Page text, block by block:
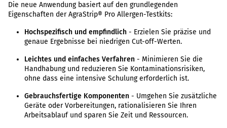
Die neue Anwendung basiert auf den grundlegenden
Eigenschaften der AgraStrip® Pro Allergen-Testkits:
Hochspezifisch und empfindlich - Erzielen Sie präzise und
genaue Ergebnisse bei niedrigen Cut-off-Werten.
Leichtes und einfaches Verfahren - Minimieren Sie die
Handhabung und reduzieren Sie Kontaminationsrisiken,
ohne dass eine intensive Schulung erforderlich ist.
Gebrauchsfertige Komponenten - Umgehen Sie zusätzliche
Geräte oder Vorbereitungen, rationalisieren Sie Ihren
Arbeitsablauf und sparen Sie Zeit und Ressourcen.